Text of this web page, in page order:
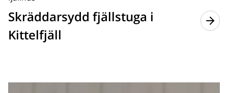
Skräddarsydd fjällstuga i
Kittelfjäll